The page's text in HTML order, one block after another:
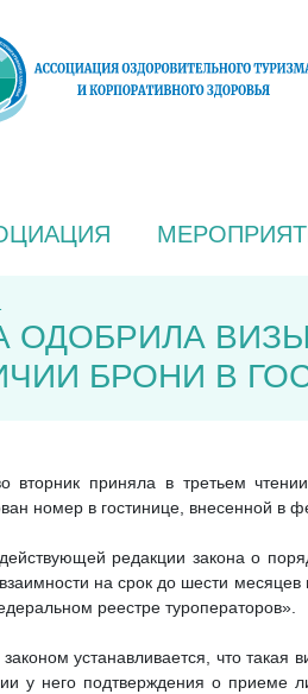
ОДОБРИЛА
БРОНИ В
вторник приняла в третьем
номер в гостинице, внесенной в
редакции закона о
на срок до шести
реестре туроператоров».
устанавливается, что
у него подтверждения о приеме